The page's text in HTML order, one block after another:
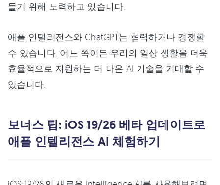
들기 위해 노력하고 있습니다.
애플 인텔리전스와 ChatGPT는 협력하거나 경쟁할
수 있습니다. 어느 쪽이든 우리의 일상 생활을 더욱
효율적으로 지원하는 더 나은 AI 기술을 기대할 수
있습니다.
보너스 팁: iOS 19/26 베타 업데이트로
애플 인텔리전스 AI 체험하기